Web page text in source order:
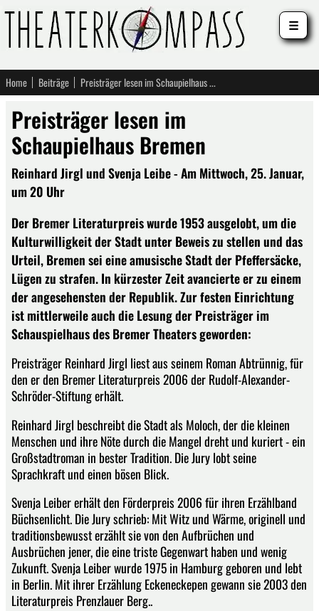
Home Beiträge Preisträger lesen im Schaupielhaus Bremen
Preisträger lesen im
Schaupielhaus Bremen
Reinhard Jirgl und Svenja Leibe - Am Mittwoch, 25. Januar,
um 20 Uhr
Der Bremer Literaturpreis wurde 1953 ausgelobt, um die
Kulturwilligkeit der Stadt unter Beweis zu stellen und das
Urteil, Bremen sei eine amusische Stadt der Pfeffersäcke,
Lügen zu strafen. In kürzester Zeit avancierte er zu einem
der angesehensten der Republik. Zur festen Einrichtung
ist mittlerweile auch die Lesung der Preisträger im
Schauspielhaus des Bremer Theaters geworden:
Preisträger Reinhard Jirgl liest aus seinem Roman Abtrünnig, für
den er den Bremer Literaturpreis 2006 der Rudolf-Alexander-
Schröder-Stiftung erhält.
Reinhard Jirgl beschreibt die Stadt als Moloch, der die kleinen
Menschen und ihre Nöte durch die Mangel dreht und kuriert - ein
Großstadtroman in bester Tradition. Die Jury lobt seine
Sprachkraft und einen bösen Blick.
Svenja Leiber erhält den Förderpreis 2006 für ihren Erzählband
Büchsenlicht. Die Jury schrieb: Mit Witz und Wärme, originell und
traditionsbewusst erzählt sie von den Aufbrüchen und
Ausbrüchen jener, die eine triste Gegenwart haben und wenig
Zukunft. Svenja Leiber wurde 1975 in Hamburg geboren und lebt
in Berlin. Mit ihrer Erzählung Eckeneckepen gewann sie 2003 den
Literaturpreis Prenzlauer Berg..
☰